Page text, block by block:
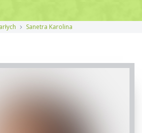
Sanetra Karolina